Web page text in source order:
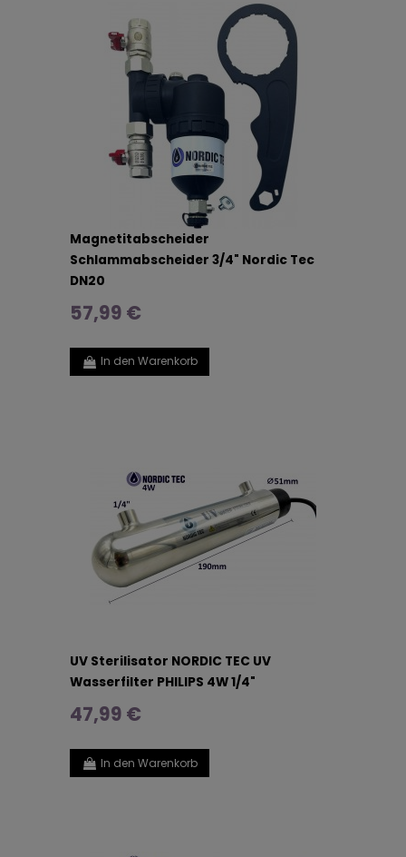
Magnetitabscheider
Schlammabscheider 3/4" Nordic Tec
DN20
57,99 €
In den Warenkorb
UV Sterilisator NORDIC TEC UV
Wasserfilter PHILIPS 4W 1/4"
47,99 €
In den Warenkorb